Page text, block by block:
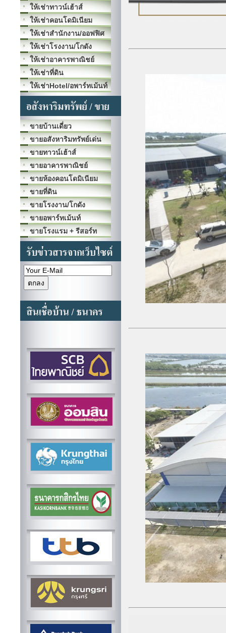
ให้เช่าทาวน์เฮ้าส์
ให้เช่าคอนโดมิเนียม
ให้เช่าสำนักงาน/ออฟฟิศ
ให้เช่าโรงงาน/โกดัง
ให้เช่าอาคารพาณิชย์
ให้เช่าที่ดิน
ให้เช่าHotel/อพาร์ทเม้นท์
ขายบ้านเดี่ยว
ขายอสังหาริมทรัพย์เด่น
ขายทาวน์เฮ้าส์
ขายอาคารพาณิชย์
ขายห้องคอนโดมิเนียม
ขายที่ดิน
ขายโรงงาน/โกดัง
ขายอพาร์ทเม้นท์
ขายโรงแรม + รีสอร์ท